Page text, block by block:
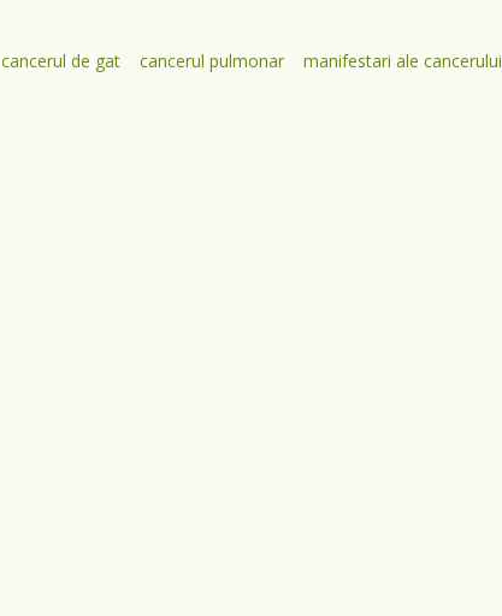
cancerul de gat cancerul pulmonar manifestari ale cancerului